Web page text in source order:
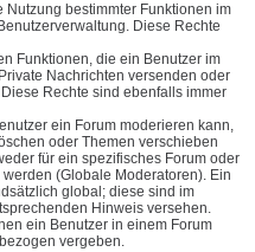
Nutzung bestimmter Funktionen im
Diese Rechte
Funktionen, die ein Benutzer im
Nachrichten versenden oder
Rechte sind ebenfalls immer
ein Forum moderieren kann,
oder Themen verschieben
für ein spezifisches Forum oder
(Globale Moderatoren). Ein
global; diese sind im
Hinweis versehen.
ein Benutzer in einem Forum
vergeben.